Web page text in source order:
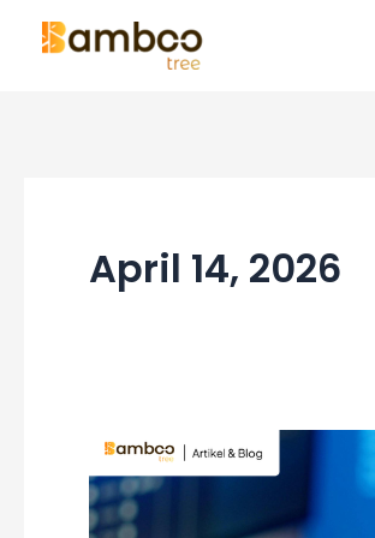
Skip
April 14, 2026
Cara
Mengatasi
Kesalahan